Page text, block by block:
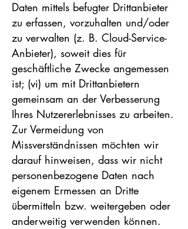
Daten mittels befugter Drittanbieter
zu erfassen, vorzuhalten und/oder
zu verwalten (z. B. Cloud-Service-
Anbieter), soweit dies für
geschäftliche Zwecke angemessen
ist; (vi) um mit Drittanbietern
gemeinsam an der Verbesserung
Ihres Nutzererlebnisses zu arbeiten.
Zur Vermeidung von
Missverständnissen möchten wir
darauf hinweisen, dass wir nicht
personenbezogene Daten nach
eigenem Ermessen an Dritte
übermitteln bzw. weitergeben oder
anderweitig verwenden können.